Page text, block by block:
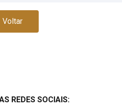
Voltar
REDES SOCIAIS: